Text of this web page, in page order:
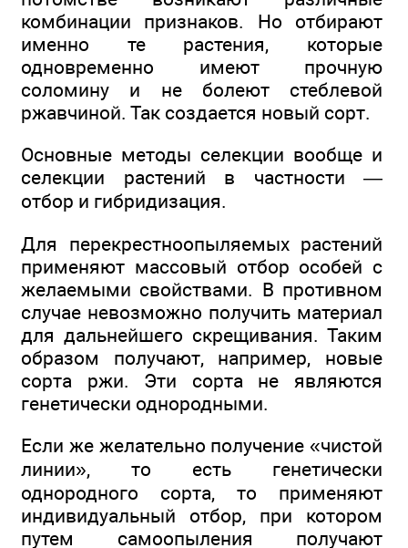
комбинации признаков. Но отбирают
именно те растения, которые
одновременно имеют прочную
соломину и не болеют стеблевой
ржавчиной. Так создается новый сорт.
Основные методы селекции вообще и
селекции растений в частности —
отбор и гибридизация.
Для перекрестноопыляемых растений
применяют массовый отбор особей с
желаемыми свойствами. В противном
случае невозможно получить материал
для дальнейшего скрещивания. Таким
образом получают, например, новые
сорта ржи. Эти сорта не являются
генетически однородными.
Если же желательно получение «чистой
линии», то есть генетически
однородного сорта, то применяют
индивидуальный отбор, при котором
путем самоопыления получают